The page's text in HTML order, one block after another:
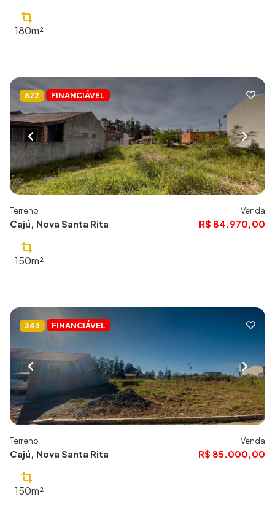
180m²
622 FINANCIÁVEL
Terreno
Cajú, Nova Santa Rita
Venda
R$ 84.970,00
150m²
343 FINANCIÁVEL
Terreno
Cajú, Nova Santa Rita
Venda
R$ 85.000,00
150m²